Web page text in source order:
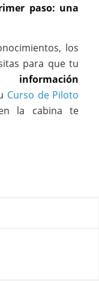
paso: una
los
para que tu
información
Curso de Piloto
la cabina te